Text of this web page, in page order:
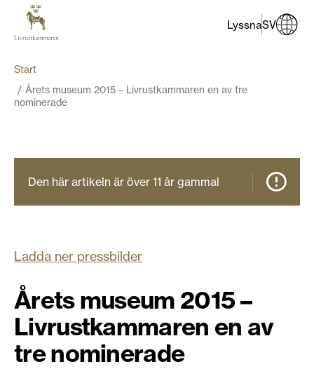
LyssnaSV
Start
Årets museum 2015 – Livrustkammaren en av tre
nominerade
Den här artikeln är över 11 år gammal
Ladda ner pressbilder
Årets museum 2015 –
Livrustkammaren en av
tre nominerade